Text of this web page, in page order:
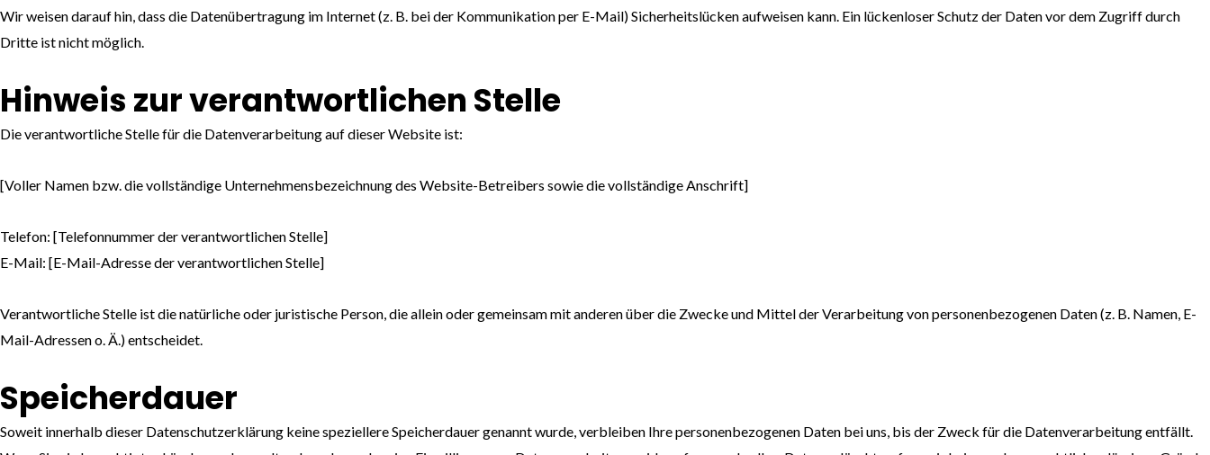
Wir weisen darauf hin, dass die Datenübertragung im Internet (z. B. bei der Kommunikation per E-Mail) Sicherheitslücken aufweisen kann. Ein lückenloser Schutz der Daten vor dem Zugriff durch
Dritte ist nicht möglich.
Hinweis zur verantwortlichen Stelle
Die verantwortliche Stelle für die Datenverarbeitung auf dieser Website ist:
[Voller Namen bzw. die vollständige Unternehmensbezeichnung des Website-Betreibers sowie die vollständige Anschrift]
Telefon: [Telefonnummer der verantwortlichen Stelle]
E-Mail: [E-Mail-Adresse der verantwortlichen Stelle]
Verantwortliche Stelle ist die natürliche oder juristische Person, die allein oder gemeinsam mit anderen über die Zwecke und Mittel der Verarbeitung von personenbezogenen Daten (z. B. Namen, E-
Mail-Adressen o. Ä.) entscheidet.
Speicherdauer
Soweit innerhalb dieser Datenschutzerklärung keine speziellere Speicherdauer genannt wurde, verbleiben Ihre personenbezogenen Daten bei uns, bis der Zweck für die Datenverarbeitung entfällt.